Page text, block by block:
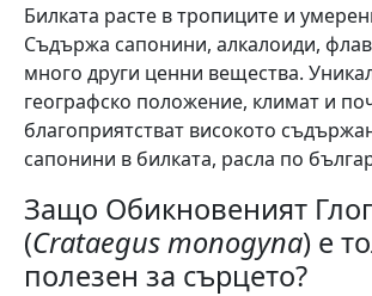
Билката расте в тропиците и
Съдържа сапонини, алкалоиди,
много други ценни вещества.
географско положение, климат и
благоприятстват високото
сапонини в билката, расла по
Защо Обикновеният Глог
(Crataegus monogyna) е
полезен за сърцето?